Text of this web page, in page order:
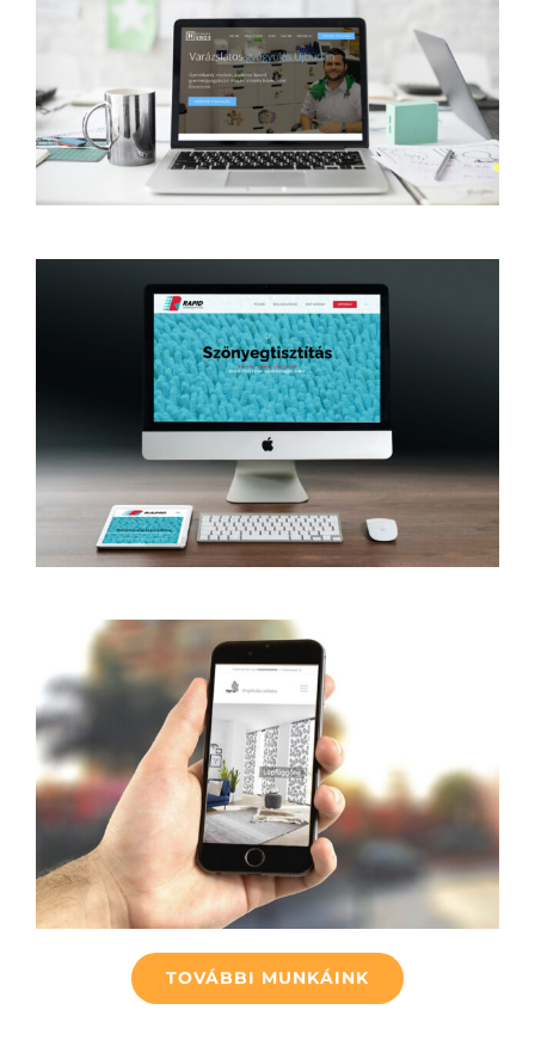
Dr. Novák Hunor
gyermekrendelő
Web Wordpress
Rapid Szőnyegtisztítás
Logo SEO Web Wordpress
Top-Az Árnyékolástechnika
Online kampány Web Wordpress
TOVÁBBI MUNKÁINK